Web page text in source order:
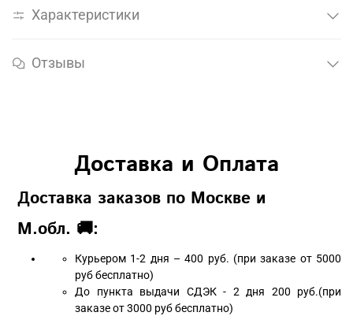
Характеристики
Отзывы
Доставка и Оплата
Доставка заказов по Москве и
М.обл. 🚚:
Курьером 1-2 дня – 400 руб. (при заказе от 5000
руб бесплатно)
До пункта выдачи СДЭК - 2 дня 200 руб.(при
заказе от 3000 руб бесплатно)